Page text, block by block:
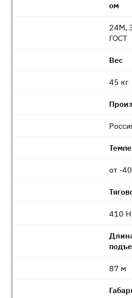
ом
24М,
ГОСТ
Вес
45 кг
от -
410 Н
87 м